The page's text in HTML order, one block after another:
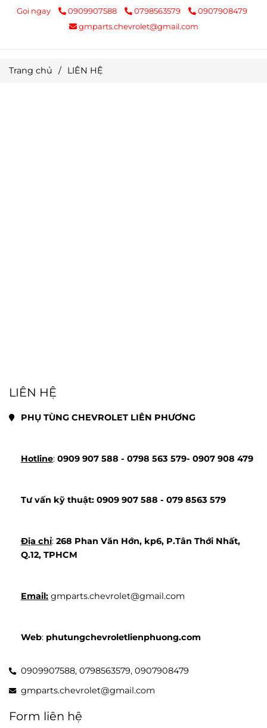
Gọi ngay 0909907588 0798563579
0907908479
gmparts.chevrolet@gmail.com
Trang chủ / LIÊN HỆ
LIÊN HỆ
PHỤ TÙNG CHEVROLET LIÊN PHƯƠNG
Hotline: 0909 907 588 - 0798 563 579- 0907 908 479
Tư vấn kỹ thuật: 0909 907 588 - 079 8563 579
Địa chỉ: 268 Phan Văn Hớn, kp6, P.Tân Thới Nhất,
Q.12, TPHCM
Email: gmparts.chevrolet@gmail.com
Web: phutungchevroletlienphuong.com
0909907588, 0798563579, 0907908479
gmparts.chevrolet@gmail.com
Form liên hệ